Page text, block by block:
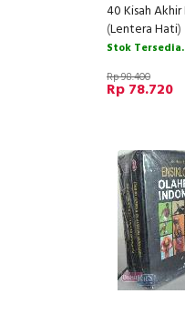
(Lentera Hati)
Stok Tersedia.
Rp 98.400
Rp 78.720